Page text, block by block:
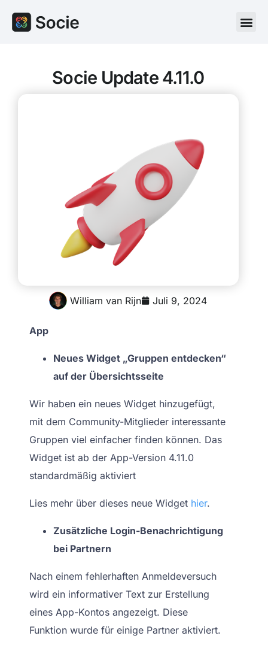
Socie Update 4.11.0
William van Rijn Juli 9, 2024
App
Neues Widget „Gruppen entdecken“
auf der Übersichtsseite
Wir haben ein neues Widget hinzugefügt,
mit dem Community-Mitglieder interessante
Gruppen viel einfacher finden können. Das
Widget ist ab der App-Version 4.11.0
standardmäßig aktiviert
Lies mehr über dieses neue Widget hier.
Zusätzliche Login-Benachrichtigung
bei Partnern
Nach einem fehlerhaften Anmeldeversuch
wird ein informativer Text zur Erstellung
eines App-Kontos angezeigt. Diese
Funktion wurde für einige Partner aktiviert.